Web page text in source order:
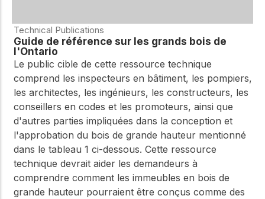
Technical Publications
Guide de référence sur les grands bois de
l'Ontario
Le public cible de cette ressource technique
comprend les inspecteurs en bâtiment, les pompiers,
les architectes, les ingénieurs, les constructeurs, les
conseillers en codes et les promoteurs, ainsi que
d'autres parties impliquées dans la conception et
l'approbation du bois de grande hauteur mentionné
dans le tableau 1 ci-dessous. Cette ressource
technique devrait aider les demandeurs à
comprendre comment les immeubles en bois de
grande hauteur pourraient être conçus comme des